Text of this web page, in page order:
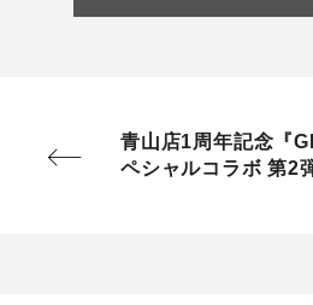
青山店1周年記念『
ペシャルコラボ 第2